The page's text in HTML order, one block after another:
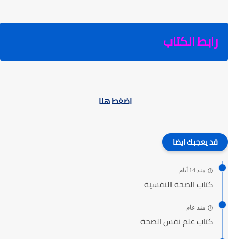
رابط الكتاب
اضغط هنا
قد يعجبك ايضا
منذ 14 أيام
كتاب الصحة النفسية
منذ عام
كتاب علم نفس الصحة